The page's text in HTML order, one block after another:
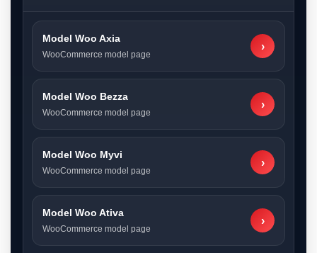
Model Woo Axia
WooCommerce model page
›
Model Woo Bezza
WooCommerce model page
›
Model Woo Myvi
WooCommerce model page
›
Model Woo Ativa
WooCommerce model page
›